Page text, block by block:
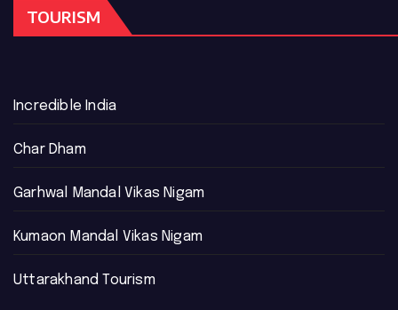
TOURISM
Incredible India
Char Dham
Garhwal Mandal Vikas Nigam
Kumaon Mandal Vikas Nigam
Uttarakhand Tourism